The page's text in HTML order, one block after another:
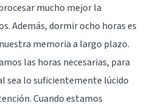
mucho mejor la
Además, dormir ocho horas es
memoria a largo plazo.
las horas necesarias, para
sea lo suficientemente lúcido
Cuando estamos